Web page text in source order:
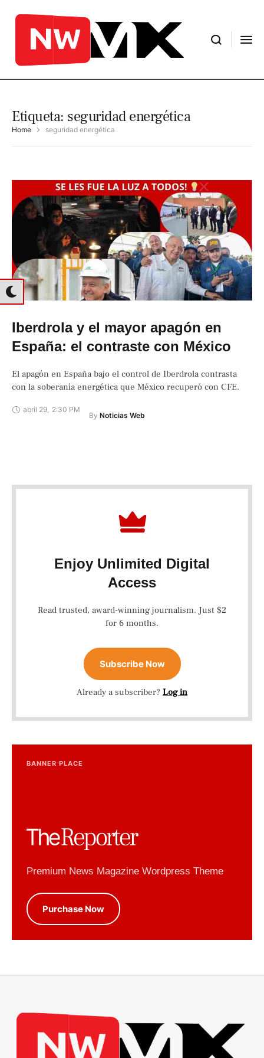
Etiqueta: seguridad energética
Home seguridad energética
Iberdrola y el mayor apagón en
España: el contraste con México
El apagón en España bajo el control de Iberdrola contrasta
con la soberanía energética que México recuperó con CFE.
abril 29, 2:30 PM
By Noticias Web
Enjoy Unlimited Digital
Access
Read trusted, award-winning journalism. Just $2
for 6 months.
Subscribe Now
Already a subscriber? Log in
BANNER PLACE
Premium News Magazine Wordpress Theme
Purchase Now